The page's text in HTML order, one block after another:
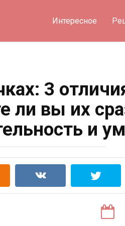
Интересное
3
ли вы их
и